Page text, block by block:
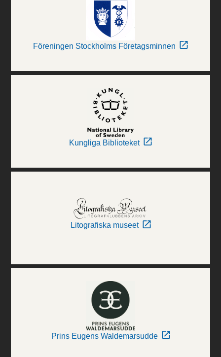
Föreningen Stockholms Företagsminnen
Kungliga Biblioteket
Litografiska museet
Prins Eugens Waldemarsudde